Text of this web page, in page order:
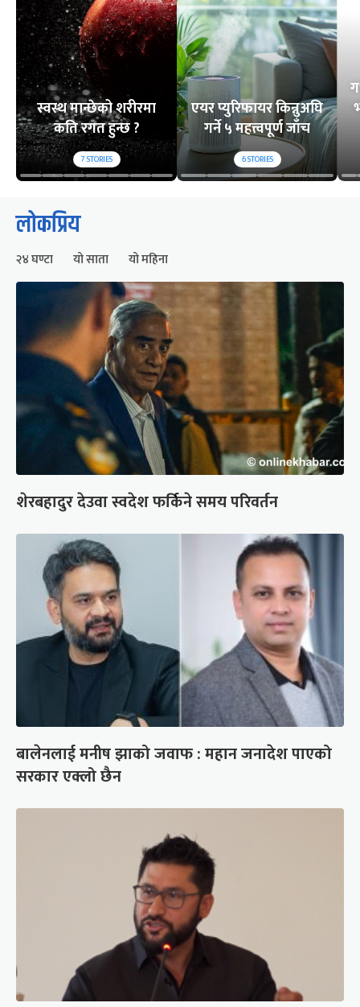
स्वस्थ मान्छेको शरीरमा
कति रगत हुन्छ ?
7STORIES
एयर प्युरिफायर किन्नुअघि
गर्ने ५ महत्त्वपूर्ण जाँच
6STORIES
लोकप्रिय
२४ घण्टा यो साता यो महिना
शेरबहादुर देउवा स्वदेश फर्किने समय परिवर्तन
बालेनलाई मनीष झाको जवाफ : महान जनादेश पाएको
सरकार एक्लो छैन